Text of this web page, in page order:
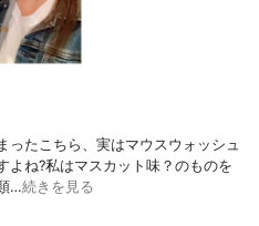
ったこちら、実はマウスウォッシュ
よね?私はマスカット味？のものを
…続きを見る